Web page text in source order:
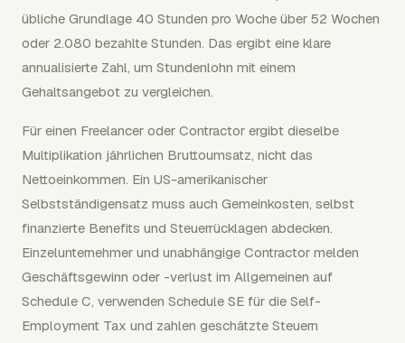
übliche Grundlage 40 Stunden pro Woche über 52 Wochen
oder 2.080 bezahlte Stunden. Das ergibt eine klare
annualisierte Zahl, um Stundenlohn mit einem
Gehaltsangebot zu vergleichen.
Für einen Freelancer oder Contractor ergibt dieselbe
Multiplikation jährlichen Bruttoumsatz, nicht das
Nettoeinkommen. Ein US-amerikanischer
Selbstständigensatz muss auch Gemeinkosten, selbst
finanzierte Benefits und Steuerrücklagen abdecken.
Einzelunternehmer und unabhängige Contractor melden
Geschäftsgewinn oder -verlust im Allgemeinen auf
Schedule C, verwenden Schedule SE für die Self-
Employment Tax und zahlen geschätzte Steuern